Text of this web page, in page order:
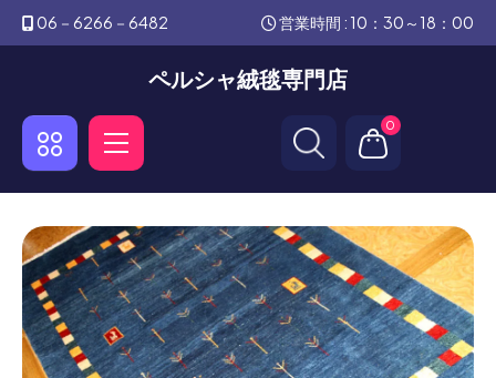
06－6266－6482 営業時間 : 10：30～18：00
ペルシャ絨毯専門店
0